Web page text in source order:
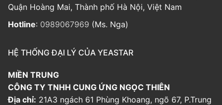
Quận Hoàng Mai, Thành phố Hà Nội, Việt Nam
Hotline: 0989067969 (Ms. Nga)
HỆ THỐNG ĐẠI LÝ CỦA YEASTAR
MIỀN TRUNG
CÔNG TY TNHH CUNG ỨNG NGỌC THIÊN
Địa chỉ: 21A3 ngách 61 Phùng Khoang, ngõ 67, P.Trung